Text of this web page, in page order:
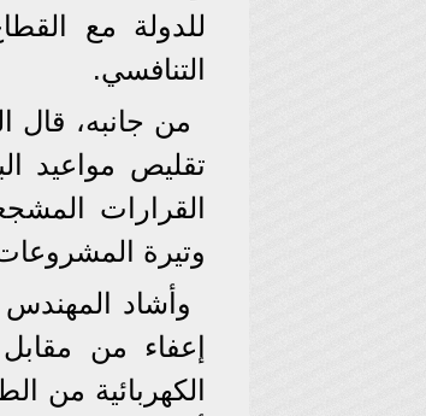
للدولة مع
التنافسي.
من جانبه، قال
تقليص مواعيد
القرارات
وتيرة
وأشاد
إعفاء من
الكهربائية من